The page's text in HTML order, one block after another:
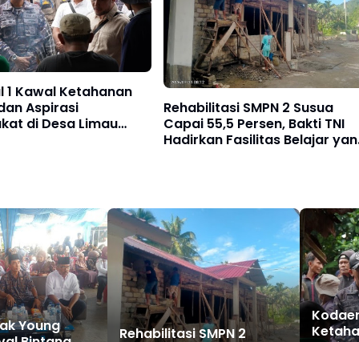
1 Kawal Ketahanan
Aspirasi
di Desa Limau
Rehabilitasi SMPN 2 Susua
Capai 55,5 Persen, Bakti TNI
Hadirkan Fasilitas Belajar
Young
Rehabilitasi SMPN 2